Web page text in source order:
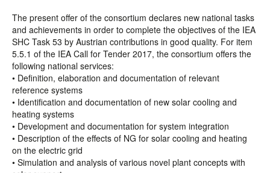
The present offer of the consortium declares new national tasks
and achievements in order to complete the objectives of the IEA
SHC Task 53 by Austrian contributions in good quality. For item
5.5.1 of the IEA Call for Tender 2017, the consortium offers the
following national services:
• Definition, elaboration and documentation of relevant
reference systems
• Identification and documentation of new solar cooling and
heating systems
• Development and documentation for system integration
• Description of the effects of NG for solar cooling and heating
on the electric grid
• Simulation and analysis of various novel plant concepts with